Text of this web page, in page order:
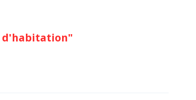
d'habitation"